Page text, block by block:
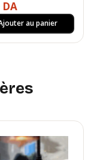
DA
au panier